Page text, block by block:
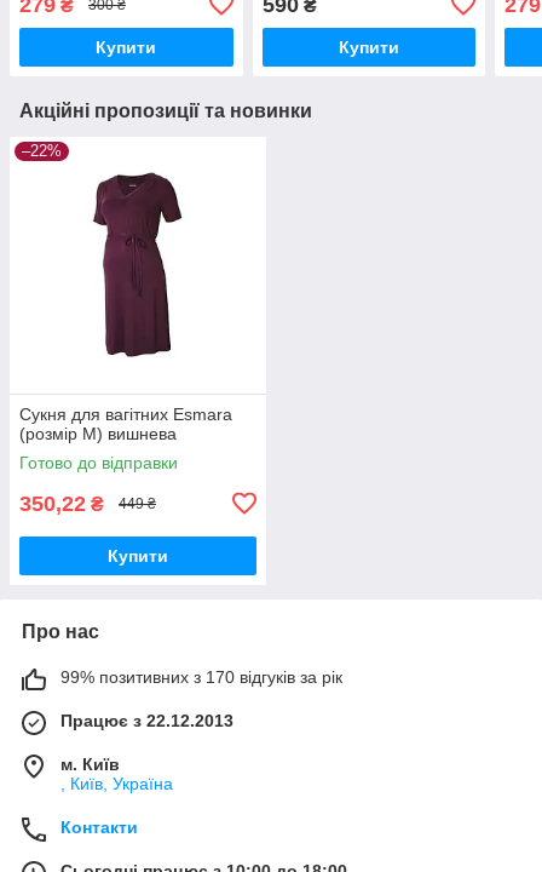
₴ 300 ₴
Купити
₴
Купити
Акційні пропозиції та новинки
–22%
Сукня для вагітних Esmara
(розмір М) вишнева
Готово до відправки
350,22 ₴ 449 ₴
Купити
Про нас
99% позитивних з 170 відгуків за рік
Працює з 22.12.2013
м. Київ
, Київ, Україна
Контакти